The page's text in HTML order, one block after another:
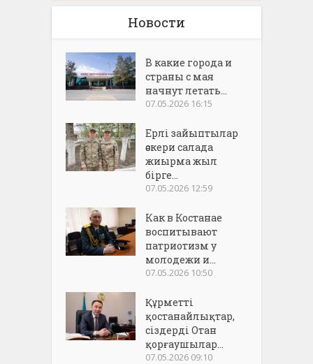
Новости
В какие города и
страны с мая
начнут летать...
07.05.2026 16:15
Ерлі зайыптылар
әскери салада
жиырма жыл
бірге...
07.05.2026 12:59
Как в Костанае
воспитывают
патриотизм у
молодежи и...
07.05.2026 10:50
Құрметті
қостанайлықтар,
сіздерді Отан
қорғаушылар...
07.05.2026 09:10